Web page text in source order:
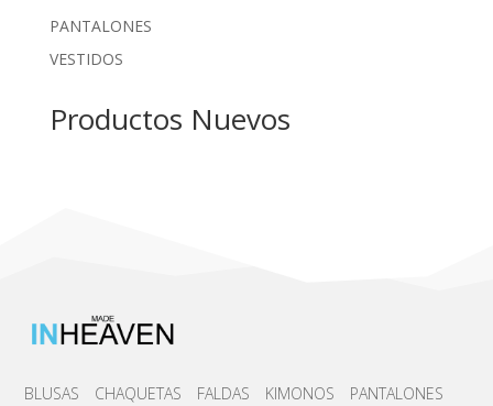
PANTALONES
VESTIDOS
Productos Nuevos
BLUSAS CHAQUETAS FALDAS KIMONOS PANTALONES